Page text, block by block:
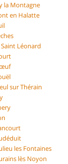
la Montagne
en Halatte
Léonard
sur Thérain
les Fontaines
lès Noyon